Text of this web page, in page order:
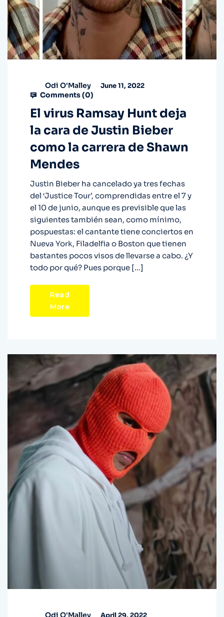
Odi O'Malley June 11, 2022
Comments (0)
El virus Ramsay Hunt deja
la cara de Justin Bieber
como la carrera de Shawn
Mendes
Justin Bieber ha cancelado ya tres fechas
del ‘Justice Tour’, comprendidas entre el 7 y
el 10 de junio, aunque es previsible que las
siguientes también sean, como mínimo,
pospuestas: el cantante tiene conciertos en
Nueva York, Filadelfia o Boston que tienen
bastantes pocos visos de llevarse a cabo. ¿Y
todo por qué? Pues porque […]
Read
More
Odi O'Malley April 29, 2022